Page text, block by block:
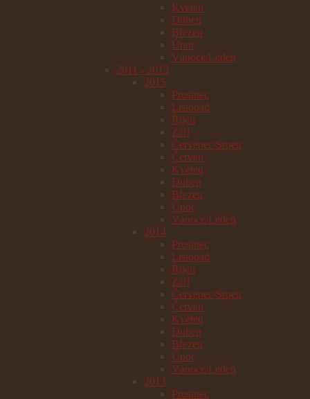
Květen
Duben
Březen
Únor
Vánoce/Leden
2011 - 2015
2015
Prosinec
Listopad
Říjen
Září
Červenec/Srpen
Červen
Květen
Duben
Březen
Únor
Vánoce/Leden
2014
Prosinec
Listopad
Říjen
Září
Červenec/Srpen
Červen
Květen
Duben
Březen
Únor
Vánoce/Leden
2013
Prosinec